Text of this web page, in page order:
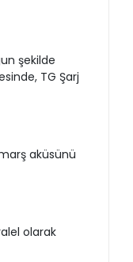
şekilde
TG Şarj
aküsünü
olarak